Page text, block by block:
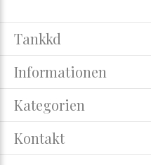
Tankkd
Informationen
Kategorien
Kontakt